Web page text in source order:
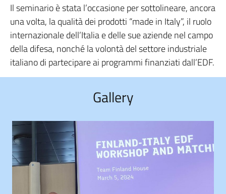
Il seminario è stata l’occasione per sottolineare, ancora
una volta, la qualità dei prodotti “made in Italy”, il ruolo
internazionale dell’Italia e delle sue aziende nel campo
della difesa, nonché la volontà del settore industriale
italiano di partecipare ai programmi finanziati dall’EDF.
Gallery